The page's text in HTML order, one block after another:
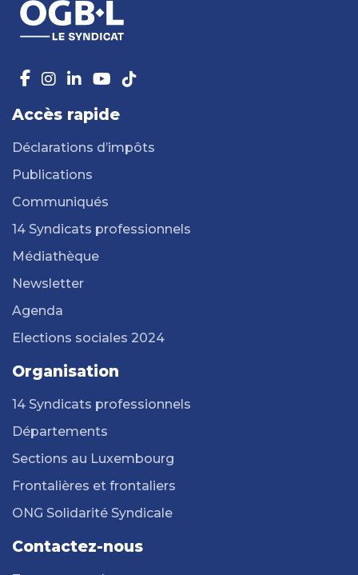
Accès rapide
Déclarations d’impôts
Publications
Communiqués
14 Syndicats professionnels
Médiathèque
Newsletter
Agenda
Elections sociales 2024
Organisation
14 Syndicats professionnels
Départements
Sections au Luxembourg
Frontalières et frontaliers
ONG Solidarité Syndicale
Contactez-nous